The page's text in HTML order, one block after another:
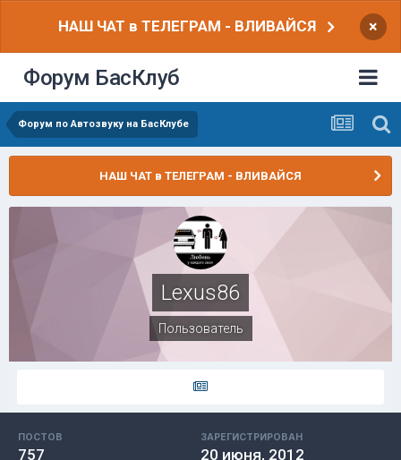
НАШ ЧАТ в ТЕЛЕГРАМ - ВЛИВАЙСЯ ×
Форум БасКлуб
Форум по Автозвуку на БасКлубе
НАШ ЧАТ в ТЕЛЕГРАМ - ВЛИВАЙСЯ
Lexus86
Пользователь
ПОСТОВ
757
ЗАРЕГИСТРИРОВАН
20 июня, 2012